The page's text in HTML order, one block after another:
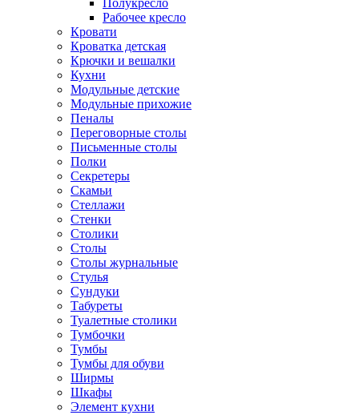
Полукресло
Рабочее кресло
Кровати
Кроватка детская
Крючки и вешалки
Кухни
Модульные детские
Модульные прихожие
Пеналы
Переговорные столы
Письменные столы
Полки
Секретеры
Скамьи
Стеллажи
Стенки
Столики
Столы
Столы журнальные
Стулья
Сундуки
Табуреты
Туалетные столики
Тумбочки
Тумбы
Тумбы для обуви
Ширмы
Шкафы
Элемент кухни